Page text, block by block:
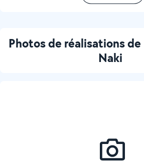
Photos de réalisations de
Naki